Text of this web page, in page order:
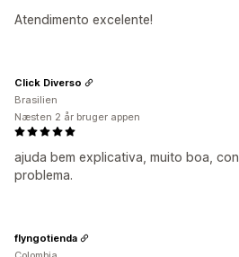
Atendimento excelente!
ajuda bem explicativa, muito boa,
problema.
Click Diverso
Brasilien
Næsten 2 år bruger appen
flyngotienda